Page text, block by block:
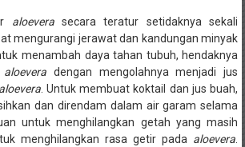
aloeverasecara teratur setidaknya sekali
mengurangi jerawat dan kandungan minyak
menambah daya tahan tubuh, hendaknya
aloevera dengan mengolahnya menjadi jus
aloevera. Untuk membuat koktail dan jus buah,
dan direndam dalam air garam selama
untuk menghilangkan getah yang masih
menghilangkan rasa getir pada aloevera